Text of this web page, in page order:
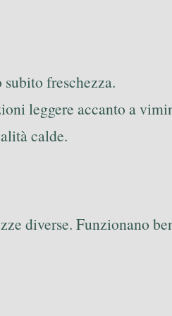
freschezza.
leggere accanto a
calde.
diverse. Funzionano